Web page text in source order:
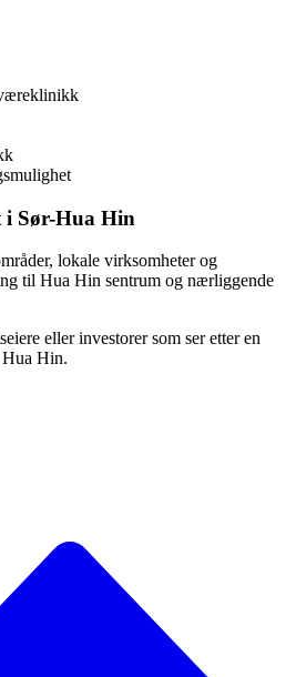
i Sør-Hua Hin
lokale virksomheter og
til Hua Hin sentrum og nærliggende
eller investorer som ser etter en
Hin.